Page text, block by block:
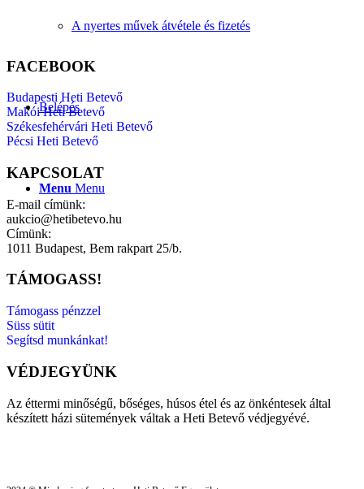
A nyertes művek átvétele és fizetés
Belépés
Menu Menu
FACEBOOK
Budapesti Heti Betevő
Makói Heti Betevő
Székesfehérvári Heti Betevő
Pécsi Heti Betevő
KAPCSOLAT
E-mail címünk:
aukcio@hetibetevo.hu
Címünk:
1011 Budapest, Bem rakpart 25/b.
TÁMOGASS!
Támogass pénzzel
Süss sütit
Segítsd munkánkat!
VÉDJEGYÜNK
Az éttermi minőségű, bőséges, húsos étel és az önkéntesek által
készített házi sütemények váltak a Heti Betevő védjegyévé.